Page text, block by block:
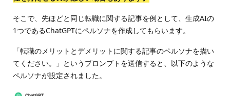
そこで、先ほどと同じ転職に関する記事を例として、生成AIの
1つであるChatGPTにペルソナを作成してもらいます。
「転職のメリットとデメリットに関する記事のペルソナを描い
てください。」というプロンプトを送信すると、以下のような
ペルソナが設定されました。